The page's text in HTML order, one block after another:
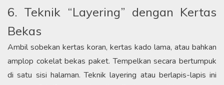
6. Teknik “Layering” dengan Kertas
Bekas
​Ambil sobekan kertas koran, kertas kado lama, atau bahkan
amplop cokelat bekas paket. Tempelkan secara bertumpuk
di satu sisi halaman. Teknik layering atau berlapis-lapis ini